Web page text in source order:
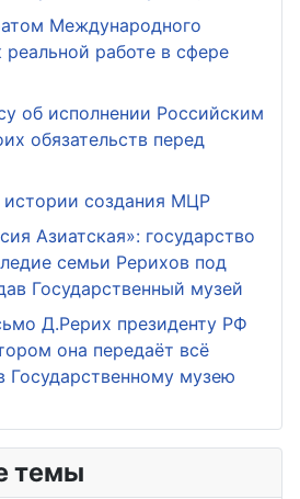
Международного
работе в сфере
об исполнении Российским
обязательств перед
истории создания МЦР
Азиатская»: государство
семьи Рерихов под
Государственный музей
Д.Рерих президенту РФ
она передаёт всё
Государственному музею
темы